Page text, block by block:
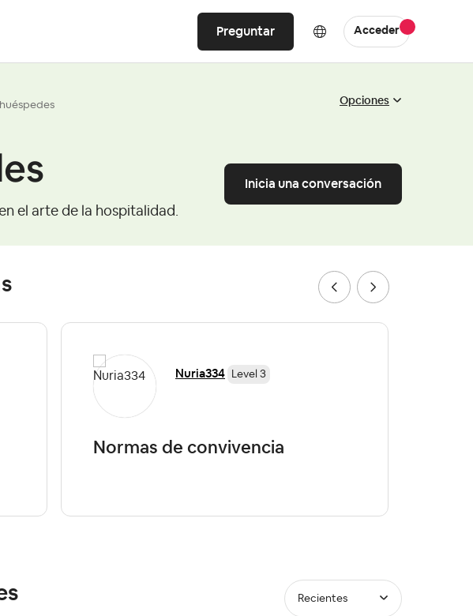
Preguntar Acceder
Opciones
el arte de la hospitalidad.
Inicia una conversación
Nuria334 Level 3
Normas de convivencia
Recientes